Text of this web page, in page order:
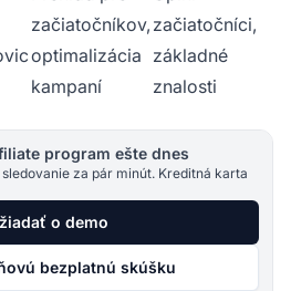
začiatočníkov,
optimalizácia
kampaní
začiatočníci,
základné
znalosti
program ešte dnes
za pár minút. Kreditná karta
o demo
bezplatnú skúšku